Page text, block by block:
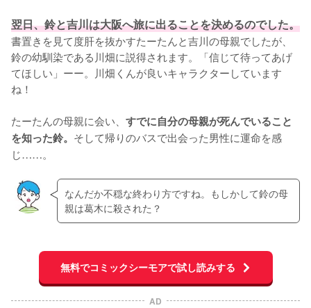
翌日、鈴と吉川は大阪へ旅に出ることを決めるのでした。
書置きを見て度肝を抜かすたーたんと吉川の母親でしたが、
鈴の幼馴染である川畑に説得されます。「信じて待ってあげ
てほしい」ーー。川畑くんが良いキャラクターしています
ね！
たーたんの母親に会い、 すでに自分の母親が死んでいること
を知った鈴。 そして帰りのバスで出会った男性に運命を感
じ……。
なんだか不穏な終わり方ですね。もしかして鈴の母
親は葛木に殺された？
無料でコミックシーモアで試し読みする
AD